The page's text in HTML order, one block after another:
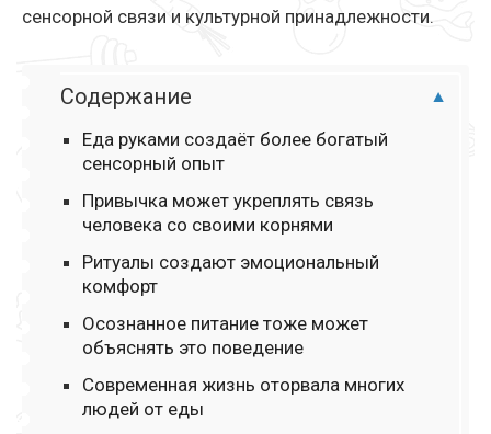
сенсорной связи и культурной принадлежности.
Содержание
Еда руками создаёт более богатый
сенсорный опыт
Привычка может укреплять связь
человека со своими корнями
Ритуалы создают эмоциональный
комфорт
Осознанное питание тоже может
объяснять это поведение
Современная жизнь оторвала многих
людей от еды